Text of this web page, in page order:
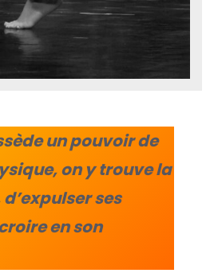
un pouvoir de
on y trouve la
ses
en son